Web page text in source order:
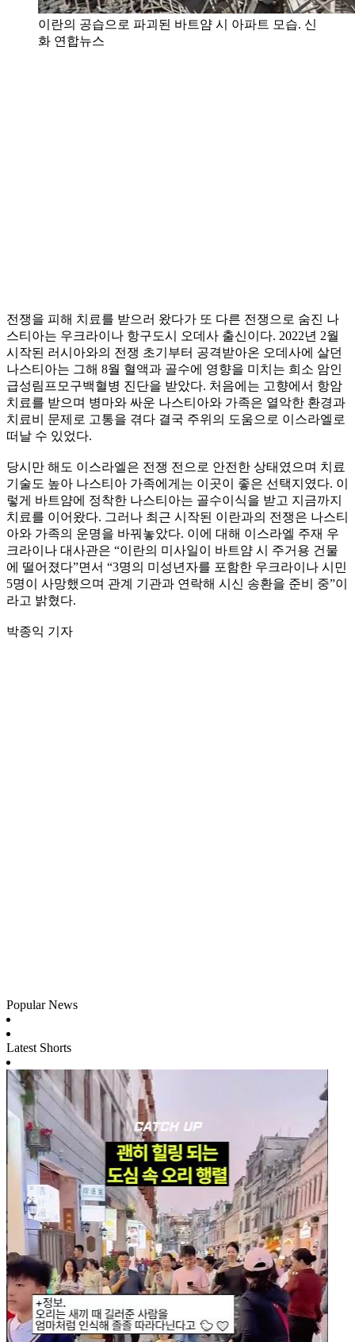
이란의 공습으로 파괴된 바트얌 시 아파트 모습. 신
화 연합뉴스
전쟁을 피해 치료를 받으러 왔다가 또 다른 전쟁으로 숨진 나
스티아는 우크라이나 항구도시 오데사 출신이다. 2022년 2월
시작된 러시아와의 전쟁 초기부터 공격받아온 오데사에 살던
나스티아는 그해 8월 혈액과 골수에 영향을 미치는 희소 암인
급성림프모구백혈병 진단을 받았다. 처음에는 고향에서 항암
치료를 받으며 병마와 싸운 나스티아와 가족은 열악한 환경과
치료비 문제로 고통을 겪다 결국 주위의 도움으로 이스라엘로
떠날 수 있었다.
당시만 해도 이스라엘은 전쟁 전으로 안전한 상태였으며 치료
기술도 높아 나스티아 가족에게는 이곳이 좋은 선택지였다. 이
렇게 바트얌에 정착한 나스티아는 골수이식을 받고 지금까지
치료를 이어왔다. 그러나 최근 시작된 이란과의 전쟁은 나스티
아와 가족의 운명을 바꿔놓았다. 이에 대해 이스라엘 주재 우
크라이나 대사관은 “이란의 미사일이 바트얌 시 주거용 건물
에 떨어졌다”면서 “3명의 미성년자를 포함한 우크라이나 시민
5명이 사망했으며 관계 기관과 연락해 시신 송환을 준비 중”이
라고 밝혔다.
박종익 기자
Popular News
Latest Shorts